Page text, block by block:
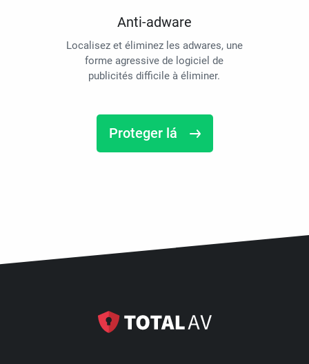
Anti-adware
Localisez et éliminez les adwares, une
forme agressive de logiciel de
publicités difficile à éliminer.
Proteger lá